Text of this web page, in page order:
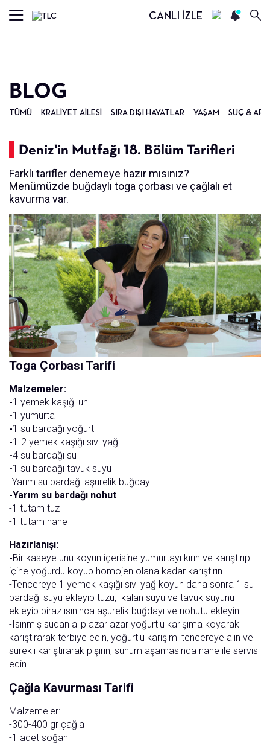
CANLI İZLE
BLOG
TÜMÜ KRALIYET AILESI SIRA DIŞI HAYATLAR YAŞAM SUÇ &
Deniz'in Mutfağı 18. Bölüm Tarifleri
Farklı tarifler denemeye hazır mısınız?
Menümüzde buğdaylı toga çorbası ve çağlalı et
kavurma var.
Toga Çorbası Tarifi
Malzemeler:
-1 yemek kaşığı un
-1 yumurta
-1 su bardağı yoğurt
-1-2 yemek kaşığı sıvı yağ
-4 su bardağı su
-1 su bardağı tavuk suyu
-Yarım su bardağı aşurelik buğday
-Yarım su bardağı nohut
-1 tutam tuz
-1 tutam nane
Hazırlanışı:
-Bir kaseye unu koyun içerisine yumurtayı kırın ve karıştırıp
içine yoğurdu koyup homojen olana kadar karıştırın.
-Tencereye 1 yemek kaşığı sıvı yağ koyun daha sonra 1 su
bardağı suyu ekleyip tuzu, kalan suyu ve tavuk suyunu
ekleyip biraz ısınınca aşurelik buğdayı ve nohutu ekleyin.
-Isınmış sudan alıp azar azar yoğurtlu karışıma koyarak
karıştırarak terbiye edin, yoğurtlu karışımı tencereye alın ve
sürekli karıştırarak pişirin, sunum aşamasında nane ile servis
edin.
Çağla Kavurması Tarifi
Malzemeler:
-300-400 gr çağla
-1 adet soğan